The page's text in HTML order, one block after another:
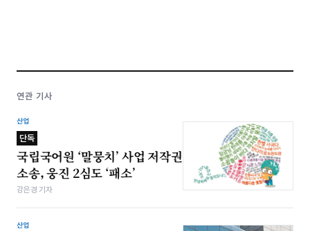
연관 기사
산업
단독
국립국어원 ‘말뭉치’ 사업 저작권
소송, 웅진 2심도 ‘패소’
강은경 기자
산업